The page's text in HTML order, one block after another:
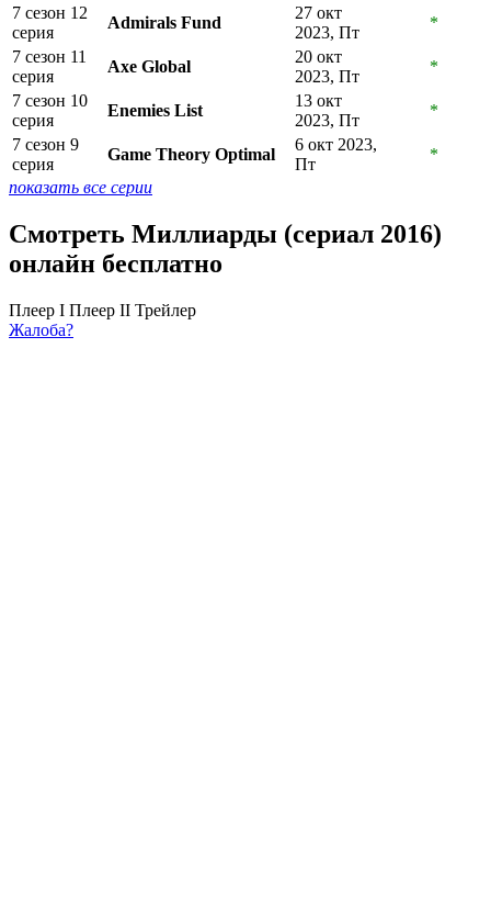
7 сезон 12
серия
Admirals Fund
27 окт
2023, Пт
*
7 сезон 11
серия
Axe Global
20 окт
2023, Пт
*
7 сезон 10
серия
Enemies List
13 окт
2023, Пт
*
7 сезон 9
серия
Game Theory Optimal
6 окт 2023,
Пт
*
показать все серии
Смотреть Миллиарды (сериал 2016)
онлайн бесплатно
Плеер I Плеер II Трейлер
Жалоба?